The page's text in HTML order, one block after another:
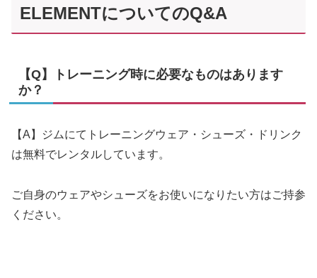
ELEMENTについてのQ&A
【Q】トレーニング時に必要なものはあります
か？
【A】ジムにてトレーニングウェア・シューズ・ドリンク
は無料でレンタルしています。
ご自身のウェアやシューズをお使いになりたい方はご持参
ください。